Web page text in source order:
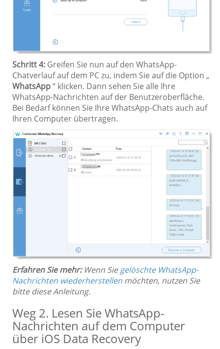
Schritt 4: Greifen Sie nun auf den WhatsApp-
Chatverlauf auf dem PC zu, indem Sie auf die Option „
WhatsApp“ klicken. Dann sehen Sie alle Ihre
WhatsApp-Nachrichten auf der Benutzeroberfläche.
Bei Bedarf können Sie Ihre WhatsApp-Chats auch auf
Ihren Computer übertragen.
Erfahren Sie mehr:Wenn Siegelöschte WhatsApp-
Nachrichten wiederherstellen möchten, nutzen Sie
bitte diese Anleitung.
Weg 2. Lesen Sie WhatsApp-
Nachrichten auf dem Computer
über iOS Data Recovery